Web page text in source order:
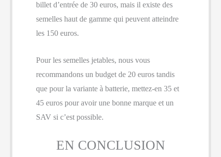
billet d’entrée de 30 euros, mais il existe des
semelles haut de gamme qui peuvent atteindre
les 150 euros.
Pour les semelles jetables, nous vous
recommandons un budget de 20 euros tandis
que pour la variante à batterie, mettez-en 35 et
45 euros pour avoir une bonne marque et un
SAV si c’est possible.
EN CONCLUSION